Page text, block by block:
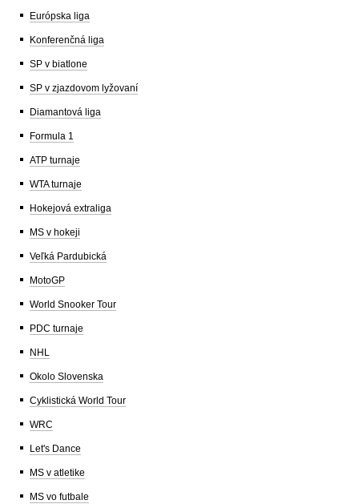
Európska liga
Konferenčná liga
SP v biatlone
SP v zjazdovom lyžovaní
Diamantová liga
Formula 1
ATP turnaje
WTA turnaje
Hokejová extraliga
MS v hokeji
Veľká Pardubická
MotoGP
World Snooker Tour
PDC turnaje
NHL
Okolo Slovenska
Cyklistická World Tour
WRC
Let's Dance
MS v atletike
MS vo futbale